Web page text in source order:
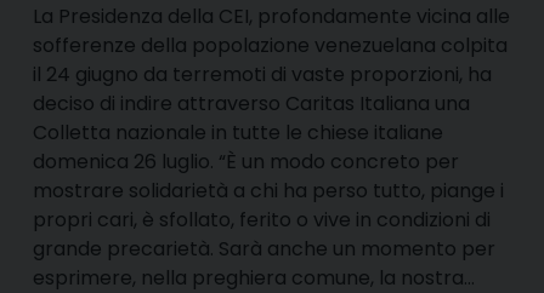
La Presidenza della CEI, profondamente vicina alle
sofferenze della popolazione venezuelana colpita
il 24 giugno da terremoti di vaste proporzioni, ha
deciso di indire attraverso Caritas Italiana una
Colletta nazionale in tutte le chiese italiane
domenica 26 luglio. “È un modo concreto per
mostrare solidarietà a chi ha perso tutto, piange i
propri cari, è sfollato, ferito o vive in condizioni di
grande precarietà. Sarà anche un momento per
esprimere, nella preghiera comune, la nostra…